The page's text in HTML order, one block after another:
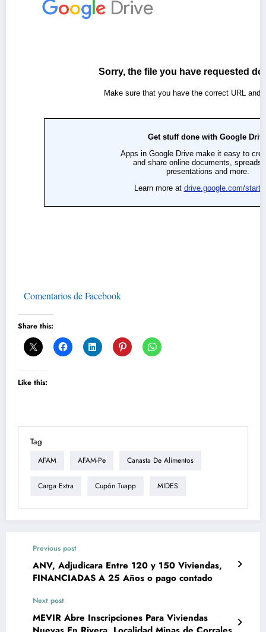
Comentarios de Facebook
Share this:
Like this:
Tag
AFAM AFAM-Pe Canasta De Alimentos
Carga Extra Cupón Tuapp MIDES
Previous post
ANV, Adjudicara Entre 120 y 150 Viviendas,
FINANCIADAS A 25 Años o pago contado
Next post
MEVIR Abre Inscripciones Para Viviendas